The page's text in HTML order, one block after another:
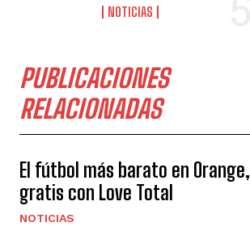
NOTICIAS
PUBLICACIONES
RELACIONADAS
El fútbol más barato en Orange,
gratis con Love Total
NOTICIAS